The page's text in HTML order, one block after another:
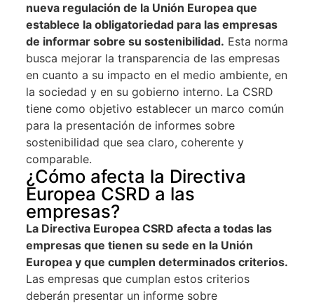
nueva regulación de la Unión Europea que
establece la obligatoriedad para las empresas
de informar sobre su sostenibilidad. Esta norma
busca mejorar la transparencia de las empresas
en cuanto a su impacto en el medio ambiente, en
la sociedad y en su gobierno interno. La CSRD
tiene como objetivo establecer un marco común
para la presentación de informes sobre
sostenibilidad que sea claro, coherente y
comparable.
¿Cómo afecta la Directiva
Europea CSRD a las
empresas?
La Directiva Europea CSRD afecta a todas las
empresas que tienen su sede en la Unión
Europea y que cumplen determinados criterios.
Las empresas que cumplan estos criterios
deberán presentar un informe sobre